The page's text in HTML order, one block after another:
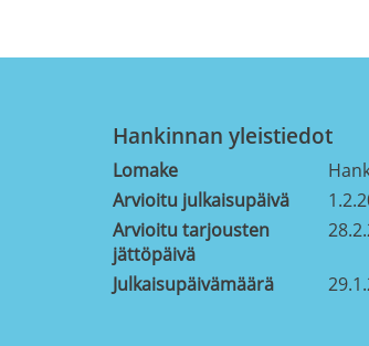
Hankinnan yleistiedot
Lomake
Arvioitu julkaisupäivä
Arvioitu tarjousten
jättöpäivä
Julkaisupäivämäärä